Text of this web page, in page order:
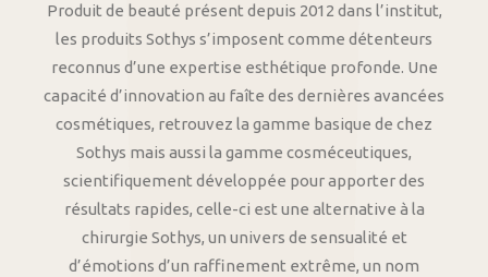
Produit de beauté présent depuis 2012 dans l’institut,
les produits Sothys s’imposent comme détenteurs
reconnus d’une expertise esthétique profonde. Une
capacité d’innovation au faîte des dernières avancées
cosmétiques, retrouvez la gamme basique de chez
Sothys mais aussi la gamme cosméceutiques,
scientifiquement développée pour apporter des
résultats rapides, celle-ci est une alternative à la
chirurgie Sothys, un univers de sensualité et
d’émotions d’un raffinement extrême, un nom